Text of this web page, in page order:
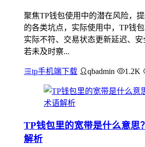
聚焦TP钱包使用中的潜在风险，
的各类坑点，实际使用中，TP钱
实际不符、交易状态更新延迟、安
若未及时察...
tp手机端下载 qbadmin 1.2K
TP钱包里的宽带是什么意思
解析